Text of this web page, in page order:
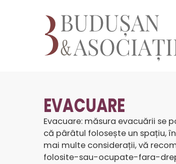
EVACUARE
Evacuare: măsura evacuării
că pârâtul folosește un spațiu,
mai multe considerații, vă
folosite-sau-ocupate-fara-